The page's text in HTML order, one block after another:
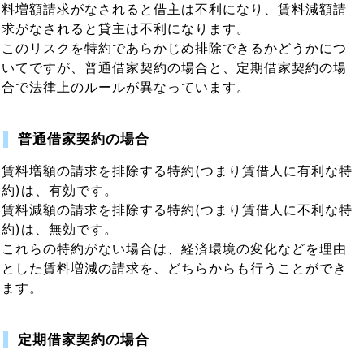
料増額請求がなされると借主は不利になり、賃料減額請
求がなされると貸主は不利になります。
このリスクを特約であらかじめ排除できるかどうかにつ
いてですが、普通借家契約の場合と、定期借家契約の場
合で法律上のルールが異なっています。
普通借家契約の場合
賃料増額の請求を排除する特約(つまり賃借人に有利な特
約)は、有効です。
賃料減額の請求を排除する特約(つまり賃借人に不利な特
約)は、無効です。
これらの特約がない場合は、経済環境の変化などを理由
とした賃料増減の請求を、どちらからも行うことができ
ます。
定期借家契約の場合